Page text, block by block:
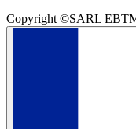
Copyright ©SARL